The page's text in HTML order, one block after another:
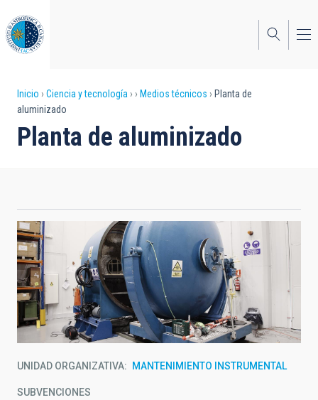
al
contenido
principal
Sobrescribir
enlaces
de
la
navegación
Inicio Ciencia y tecnología Medios técnicos
Planta de
aluminizado
Planta de aluminizado
UNIDAD ORGANIZATIVA MANTENIMIENTO INSTRUMENTAL
SUBVENCIONES